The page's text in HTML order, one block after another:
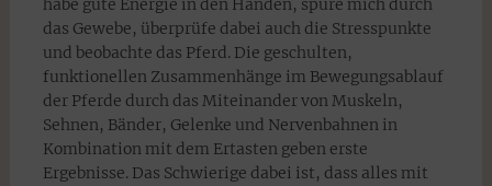
habe gute Energie in den Händen, spüre mich durch
das Gewebe, überprüfe dabei auch die Stresspunkte
und beobachte das Pferd. Die geschulten,
funktionellen Zusammenhänge im Bewegungsablauf
der Pferde durch das Miteinander von Muskeln,
Sehnen, Bänder, Gelenke und Nervenbahnen in
Kombination mit dem Ertasten geben erste
Ergebnisse. Das Schwierige dabei ist, dass alles mit